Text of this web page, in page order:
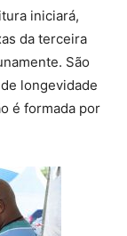
iniciará,
da terceira
São
longevidade
é formada por